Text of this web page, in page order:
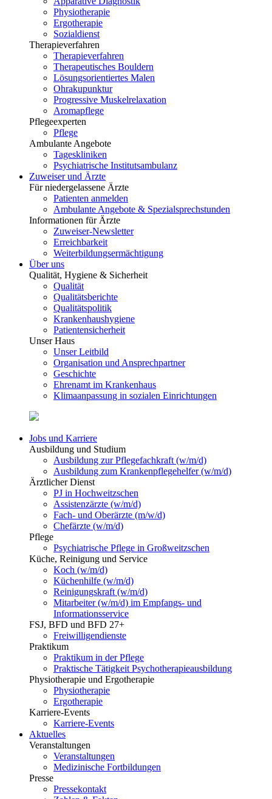
Physiotherapie
Ergotherapie
Sozialdienst
Therapieverfahren
Therapieverfahren
Therapeutisches Bouldern
Lösungsorientiertes Malen
Ohrakupunktur
Progressive Muskelrelaxation
Aromapflege
Pflegeexperten
Pflege
Ambulante Angebote
Tageskliniken
Psychiatrische Institutsambulanz
Zuweiser und Ärzte
Für niedergelassene Ärzte
Patienten anmelden
Ambulante Angebote & Spezialsprechstunden
Informationen für Ärzte
Zuweiser-Newsletter
Erreichbarkeit
Weiterbildungsermächtigung
Über uns
Qualität, Hygiene & Sicherheit
Qualität
Qualitätsberichte
Qualitätspolitik
Krankenhaushygiene
Patientensicherheit
Unser Haus
Unser Leitbild
Organisation und Ansprechpartner
Geschichte
Ehrenamt im Krankenhaus
Klimaanpassung in sozialen Einrichtungen
Jobs und Karriere
Ausbildung und Studium
Ausbildung zur Pflegefachkraft (w/m/d)
Ausbildung zum Krankenpflegehelfer (w/m/d)
Ärztlicher Dienst
PJ in Hochweitzschen
Assistenzärzte (w/m/d)
Fach- und Oberärzte (m/w/d)
Chefärzte (w/m/d)
Pflege
Psychiatrische Pflege in Großweitzschen
Küche, Reinigung und Service
Koch (w/m/d)
Küchenhilfe (w/m/d)
Reinigungskraft (w/m/d)
Mitarbeiter (w/m/d) im Empfangs- und
Informationsservice
FSJ, BFD und BFD 27+
Freiwilligendienste
Praktikum
Praktikum in der Pflege
Praktische Tätigkeit Psychotherapieausbildung
Physiotherapie und Ergotherapie
Physiotherapie
Ergotherapie
Karriere-Events
Karriere-Events
Aktuelles
Veranstaltungen
Veranstaltungen
Medizinische Fortbildungen
Presse
Pressekontakt